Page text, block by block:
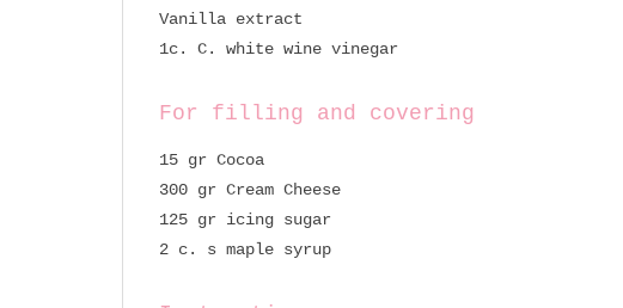
Vanilla extract
1c. C. white wine vinegar
For filling and covering
15 gr Cocoa
300 gr Cream Cheese
125 gr icing sugar
2 c. s maple syrup